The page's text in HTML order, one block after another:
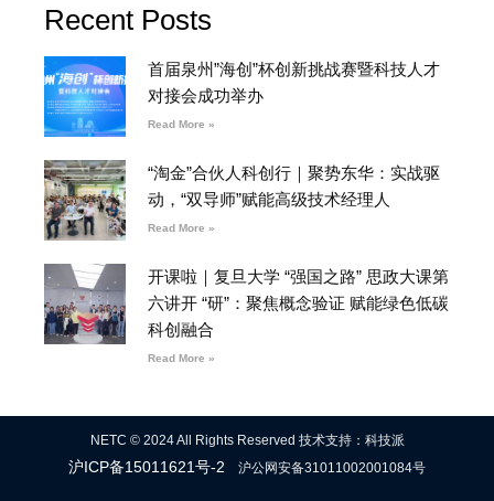
Recent Posts
首届泉州”海创”杯创新挑战赛暨科技人才
对接会成功举办
Read More »
“淘金”合伙人科创行｜聚势东华：实战驱
动，“双导师”赋能高级技术经理人
Read More »
开课啦｜复旦大学 “强国之路” 思政大课第
六讲开 “研”：聚焦概念验证 赋能绿色低碳
科创融合
Read More »
NETC © 2024 All Rights Reserved 技术支持：科技派
沪ICP备15011621号-2 沪公网安备31011002001084号